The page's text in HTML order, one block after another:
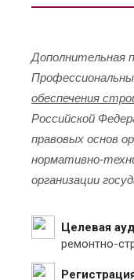
Дополнительная
обеспечения
Российской
правовых основ
нормативно-
организации
Целевая
ремонтно-